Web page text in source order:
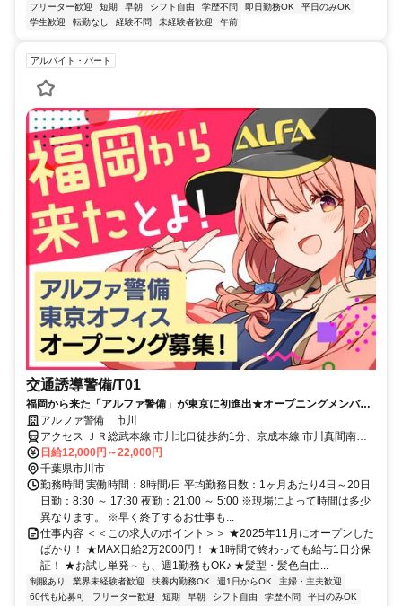
フリーター歓迎
短期 早朝 シフト自由 学歴不問 即日勤務OK
平日のみOK
学生歓迎
転勤なし 経験不問 未経験者歓迎 午前
アルバイト・パート
交通誘導警備/T01
福岡から来た「アルファ警備」が東京に初進出★オープニングメンバー
募集中！週1～シフト自由/MAX日給2万2000円/1時間で終わっても日給
まるっと支給/髪型・髪色自由/ピアス・ひげOK
アルファ警備 市川
アクセス ＪＲ総武本線 市川北口徒歩約1分、京成本線 市川真間南口
徒歩約8分、京成本線 国府台徒歩約15分 市川駅徒歩5～10分
日給12,000円～22,000円
千葉県市川市
勤務時間 実働時間：8時間/日 平均勤務日数：1ヶ月あたり4日～20日
日勤：8:30 ～ 17:30 夜勤：21:00 ～ 5:00 ※現場によって時間は多少
異なります。 ※早く終了するお仕事も...
仕事内容 ＜＜この求人のポイント＞＞ ★2025年11月にオープンした
ばかり！ ★MAX日給2万2000円！ ★1時間で終わっても給与1日分保
証！ ★お試し単発～も、週1勤務もOK♪ ★髪型・髪色自由...
制服あり 業界未経験者歓迎 扶養内勤務OK 週1日からOK
主婦・主夫歓迎
60代も応募可
フリーター歓迎 短期 早朝 シフト自由 学歴不問
平日のみOK